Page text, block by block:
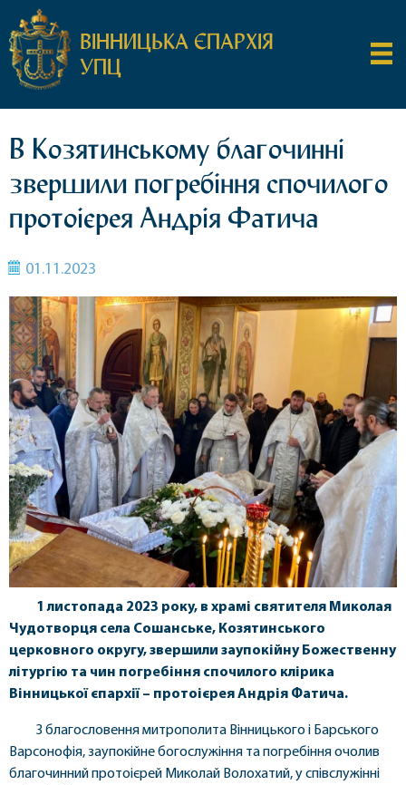
ВІННИЦЬКА ЄПАРХІЯ
УПЦ
В Козятинському благочинні
звершили погребіння спочилого
протоієрея Андрія Фатича
01.11.2023
1 листопада 2023 року, в храмі святителя Миколая
Чудотворця села Сошанське, Козятинського
церковного округу, звершили заупокійну Божественну
літургію та чин погребіння спочилого клірика
Вінницької єпархії – протоієрея Андрія Фатича.
З благословення митрополита Вінницького і Барського
Варсонофія, заупокійне богослужіння та погребіння очолив
благочинний протоієрей Миколай Волохатий, у співслужінні